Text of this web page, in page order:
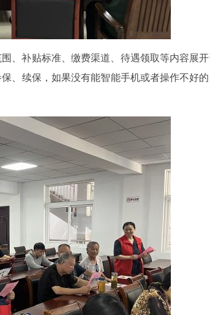
、补贴标准、 缴费渠道、 待遇领取等内容展
、续保， 如果没有能智能手机或者操作不好的